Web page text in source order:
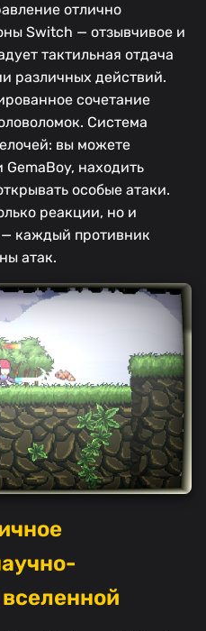
отлично
Switch — отзывчивое и
тактильная отдача
различных действий.
сочетание
Система
вы можете
находить
особые атаки.
реакции, но и
— каждый противник
атак.